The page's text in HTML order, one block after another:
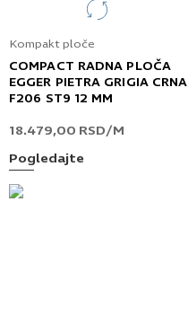
Kompakt ploče
COMPACT RADNA PLOČA
EGGER PIETRA GRIGIA CRNA
F206 ST9 12 MM
18.479,00 RSD/M
Pogledajte